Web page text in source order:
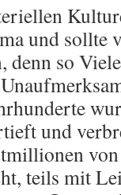
und sollte
so
und
teils mit